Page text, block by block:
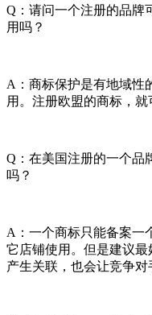
Q：请问一个注册的品牌
用吗？
A：商标保护是有地域性
用。注册欧盟的商标，就
Q：在美国注册的一个品
吗？
A：一个商标只能备案一
它店铺使用。但是建议
产生关联，也会让竞争对